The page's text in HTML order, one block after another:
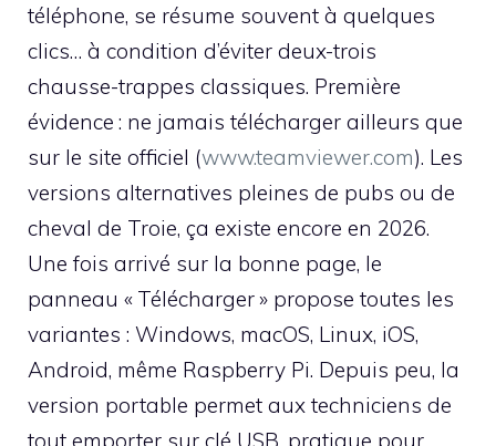
téléphone, se résume souvent à quelques
clics… à condition d’éviter deux-trois
chausse-trappes classiques. Première
évidence : ne jamais télécharger ailleurs que
sur le site officiel (www.teamviewer.com). Les
versions alternatives pleines de pubs ou de
cheval de Troie, ça existe encore en 2026.
Une fois arrivé sur la bonne page, le
panneau « Télécharger » propose toutes les
variantes : Windows, macOS, Linux, iOS,
Android, même Raspberry Pi. Depuis peu, la
version portable permet aux techniciens de
tout emporter sur clé USB, pratique pour